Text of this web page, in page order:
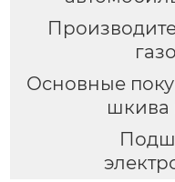
Основные
шкива